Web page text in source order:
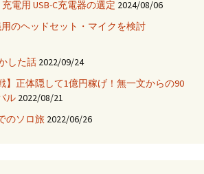
き
る
型
電用 USB-C充電器の選定 2024/08/06
のヘッドセット・マイクを検討
した話 2022/09/24
】正体隠して1億円稼げ！無一文からの90
ル 2022/08/21
のソロ旅 2022/06/26